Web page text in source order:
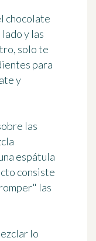
chocolate
y las
solo te
para
y
las
espátula
consiste
las
lo